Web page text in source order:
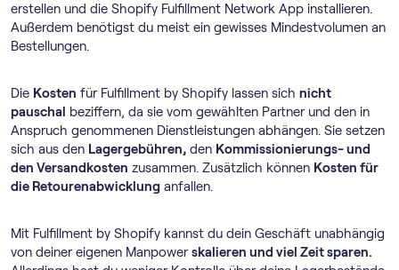
erstellen und die Shopify Fulfillment Network App installieren.
Außerdem benötigst du meist ein gewisses Mindestvolumen an
Bestellungen.
Die Kosten für Fulfillment by Shopify lassen sich nicht
pauschal
beziffern, da sie vom gewählten Partner und den in
Anspruch genommenen Dienstleistungen abhängen. Sie setzen
sich aus den Lagergebühren, den Kommissionierungs- und
den Versandkosten zusammen. Zusätzlich können Kosten für
die Retourenabwicklung anfallen.
Mit Fulfillment by Shopify kannst du dein Geschäft unabhängig
von deiner eigenen Manpowerskalieren und viel Zeit sparen.